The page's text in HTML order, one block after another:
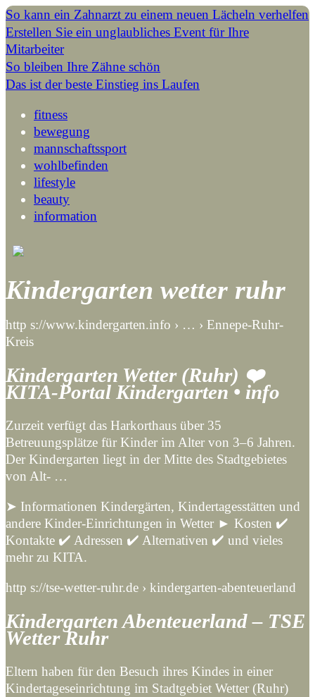
So kann ein Zahnarzt zu einem neuen Lächeln verhelfen
Erstellen Sie ein unglaubliches Event für Ihre
Mitarbeiter
So bleiben Ihre Zähne schön
Das ist der beste Einstieg ins Laufen
fitness
bewegung
mannschaftssport
wohlbefinden
lifestyle
beauty
information
Kindergarten wetter ruhr
http s://www.kindergarten.info › … › Ennepe-Ruhr-
Kreis
Kindergarten Wetter (Ruhr) ❤️
KITA-Portal Kindergarten • info
Zurzeit verfügt das Harkorthaus über 35
Betreuungsplätze für Kinder im Alter von 3–6 Jahren.
Der Kindergarten liegt in der Mitte des Stadtgebietes
von Alt- …
➤ Informationen Kindergärten, Kindertagesstätten und
andere Kinder-Einrichtungen in Wetter ► Kosten ✔️
Kontakte ✔️ Adressen ✔️ Alternativen ✔️ und vieles
mehr zu KITA.
http s://tse-wetter-ruhr.de › kindergarten-abenteuerland
Kindergarten Abenteuerland – TSE
Wetter Ruhr
Eltern haben für den Besuch ihres Kindes in einer
Kindertageseinrichtung im Stadtgebiet Wetter (Ruhr)